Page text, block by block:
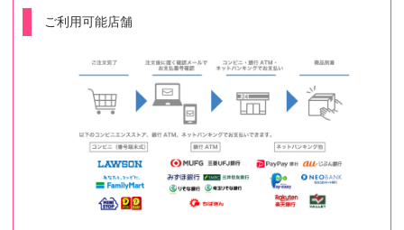
ご利用可能店舗